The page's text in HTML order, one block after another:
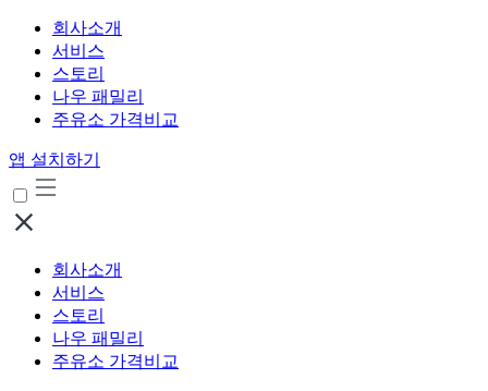
회사소개
서비스
스토리
나우 패밀리
주유소 가격비교
앱 설치하기
회사소개
서비스
스토리
나우 패밀리
주유소 가격비교